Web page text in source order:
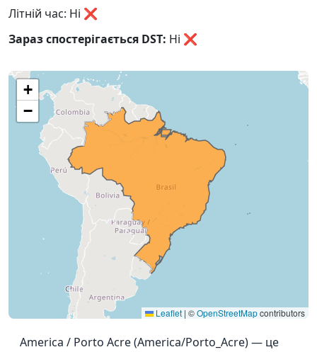
Літній час: Ні ❌
Зараз спостерігається DST: Ні ❌
+
−
Leaflet | ©OpenStreetMapcontributors
America / Porto Acre (America/Porto_Acre) — це